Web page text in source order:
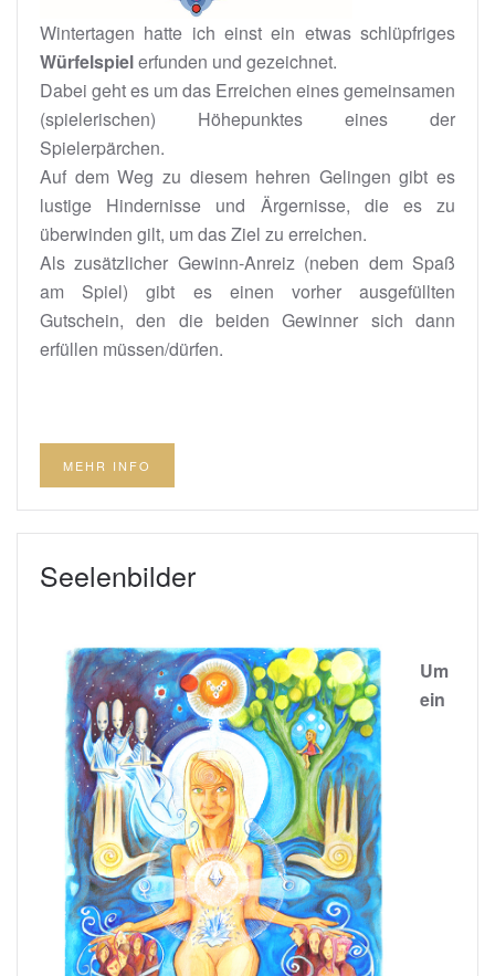
Wintertagen hatte ich einst ein etwas schlüpfriges
Würfelspielerfunden und gezeichnet.
Dabei geht es um das Erreichen eines gemeinsamen
(spielerischen) Höhepunktes eines der
Spielerpärchen.
Auf dem Weg zu diesem hehren Gelingen gibt es
lustige Hindernisse und Ärgernisse, die es zu
überwinden gilt, um das Ziel zu erreichen.
Als zusätzlicher Gewinn-Anreiz (neben dem Spaß
am Spiel) gibt es einen vorher ausgefüllten
Gutschein, den die beiden Gewinner sich dann
erfüllen müssen/dürfen.
MEHR INFO
Seelenbilder
Um
ein